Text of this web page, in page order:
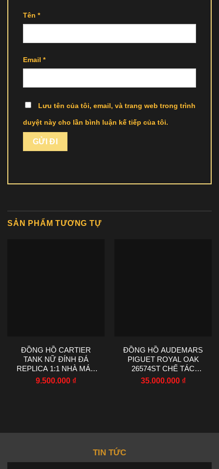
Tên *
Email *
Lưu tên của tôi, email, và trang web trong trình
duyệt này cho lần bình luận kế tiếp của tôi.
SẢN PHẨM TƯƠNG TỰ
ĐỒNG HỒ CARTIER
TANK NỮ ĐÍNH ĐÁ
REPLICA 1:1 NHÀ MÁY
AF 22X29MM
9.500.000 ₫
ĐỒNG HỒ AUDEMARS
PIGUET ROYAL OAK
26574ST CHẾ TÁC
MOISSANITE BAGUETTE
35.000.000 ₫
TIN TỨC